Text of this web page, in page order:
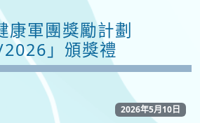
康軍團獎勵計劃
」頒獎禮
2026年5月10日